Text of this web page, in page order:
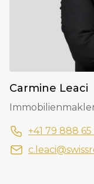
Carmine Leaci
+41 79 888 65